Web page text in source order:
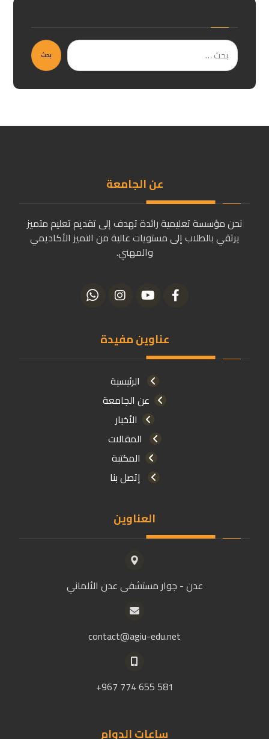
بحث
عن الجامعة
نحن مؤسسة تعليمية رائدة تهدف إلى تقديم تعليم متميز
يرتقي بالطلاب إلى مستويات عالية من التميز الأكاديمي
والمهني.
عناوين مفيدة
الرئيسية
عن الجامعة
الأخبار
المقالات
المكتبة
إتصل بنا
العناوين
عدن - جوار مستشفى عدن الألماني
contact@agiu-edu.net
581 655 774 967+
ساعات الدوام